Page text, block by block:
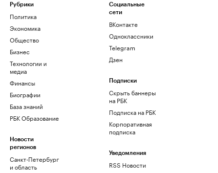
Рубрики
Политика
Экономика
Общество
Бизнес
Технологии и
медиа
Финансы
Биографии
База знаний
РБК Образование
Новости
регионов
Санкт-Петербург
и область
Социальные
сети
ВКонтакте
Одноклассники
Telegram
Дзен
Подписки
Скрыть баннеры
на РБК
Подписка на РБК
Корпоративная
подписка
Уведомления
RSS Новости